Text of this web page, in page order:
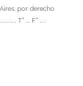
por derecho
T° …. F° …..